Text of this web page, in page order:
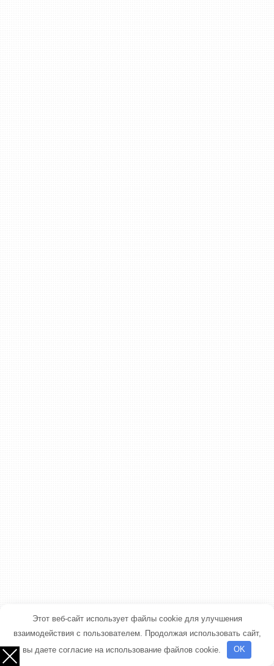
Этот веб-сайт использует файлы cookie для улучшения
взаимодействия с пользователем. Продолжая использовать сайт,
вы даете согласие на использование файлов cookie.
OK